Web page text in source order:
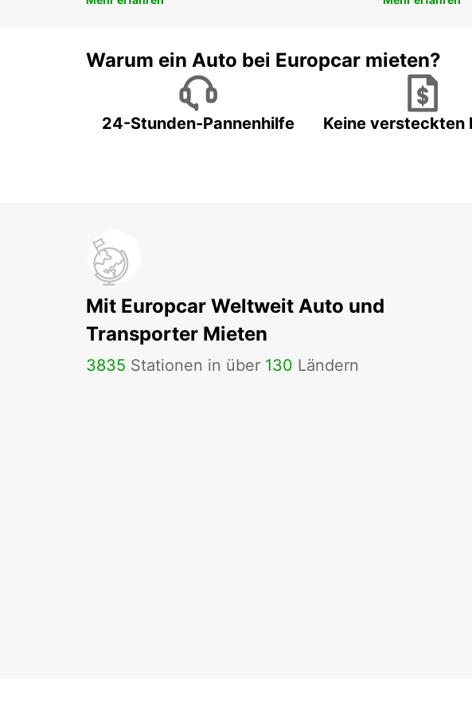
Warum ein Auto bei Europcar mieten?
24-Stunden-Pannenhilfe Keine versteckten
Mit Europcar Weltweit Auto und
Transporter Mieten
3835 Stationen in über 130 Ländern